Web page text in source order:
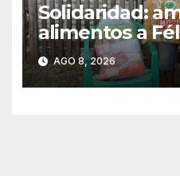
Solidaridad:
alimentos a
vende
subsistir
AGO 8, 2026